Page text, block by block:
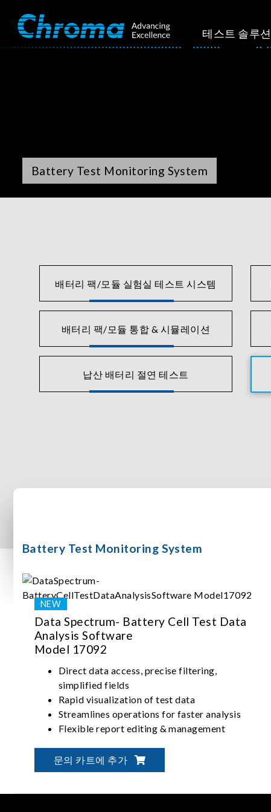
테스트 솔루션
Battery Test Monitoring System
배터리 팩/모듈 실험실 테스트 시스템
배터리 팩/모듈 통합 & 시뮬레이션
납산 배터리 절연 테스트
Battery Test Monitoring System
Data Spectrum- Battery Cell Test Data
Analysis Software
Model 17092
Direct data access, precise filtering,
simplified fields
Rapid visualization of test data
Streamlines operations for faster analysis
Flexible report editing & management
문의 카트에 추가